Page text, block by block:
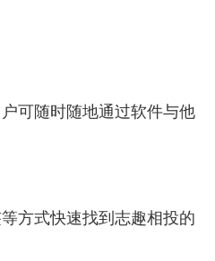
可随时随地通过软件与他
方式快速找到志趣相投的